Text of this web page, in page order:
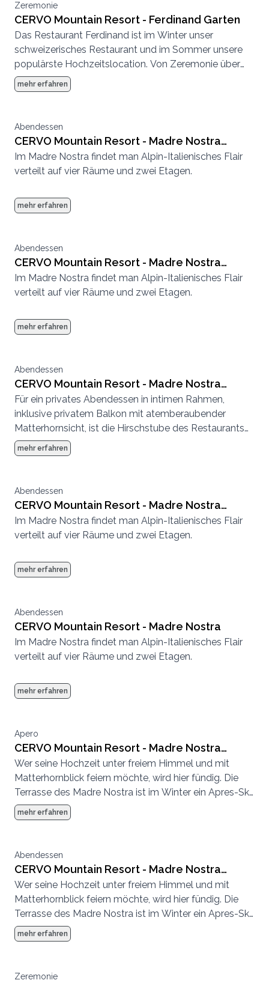
Zeremonie
CERVO Mountain Resort - Ferdinand Garten
Das Restaurant Ferdinand ist im Winter unser
schweizerisches Restaurant und im Sommer unsere
populärste Hochzeitslocation. Von Zeremonie über
Abendessen bis zur Party, hier können wir eine
komplette Hochzeit von Anfang bis Ende
mehr erfahren
Abendessen
CERVO Mountain Resort - Madre Nostra
kleine Stube
Im Madre Nostra findet man Alpin-Italienisches Flair
verteilt auf vier Räume und zwei Etagen.
mehr erfahren
Abendessen
CERVO Mountain Resort - Madre Nostra
grosse Stube
Im Madre Nostra findet man Alpin-Italienisches Flair
verteilt auf vier Räume und zwei Etagen.
mehr erfahren
Abendessen
CERVO Mountain Resort - Madre Nostra
Hirschstube
Für ein privates Abendessen in intimen Rahmen,
inklusive privatem Balkon mit atemberaubender
Matterhornsicht, ist die Hirschstube des Restaurants
Madre Nostra der perfekte Ort.
mehr erfahren
Abendessen
CERVO Mountain Resort - Madre Nostra
Rehstube
Im Madre Nostra findet man Alpin-Italienisches Flair
verteilt auf vier Räume und zwei Etagen.
mehr erfahren
Abendessen
CERVO Mountain Resort - Madre Nostra
Im Madre Nostra findet man Alpin-Italienisches Flair
verteilt auf vier Räume und zwei Etagen.
mehr erfahren
Apero
CERVO Mountain Resort - Madre Nostra
Terrasse
Wer seine Hochzeit unter freiem Himmel und mit
Matterhornblick feiern möchte, wird hier fündig. Die
Terrasse des Madre Nostra ist im Winter ein Apres-Ski
Hotspot und im Sommer eine entspannte
Sonnenterrasse.
mehr erfahren
Abendessen
CERVO Mountain Resort - Madre Nostra
Terrasse
Wer seine Hochzeit unter freiem Himmel und mit
Matterhornblick feiern möchte, wird hier fündig. Die
Terrasse des Madre Nostra ist im Winter ein Apres-Ski
Hotspot und im Sommer eine entspannte
Sonnenterrasse.
mehr erfahren
Zeremonie